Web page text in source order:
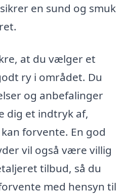
en sund og smuk
at du vælger et
ry i området. Du
og anbefalinger
dig et indtryk af,
forvente. En god
vil også være villig
tilbud, så du
med hensyn til